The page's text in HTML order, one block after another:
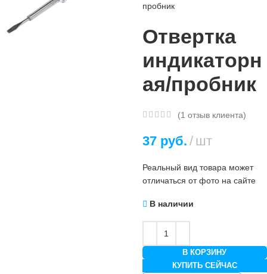
пробник
Отвертка
индикаторн
ая/пробник
(1 отзыв клиента)
37руб. шт
Реальный вид товара может
отличаться от фото на сайте
В наличии
В КОРЗИНУ
КУПИТЬ СЕЙЧАС